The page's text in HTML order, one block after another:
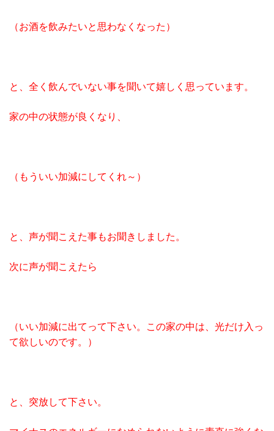
（お酒を飲みたいと思わなくなった）
と、全く飲んでいない事を聞いて嬉しく思っています。
家の中の状態が良くなり、
（もういい加減にしてくれ～）
と、声が聞こえた事もお聞きしました。
次に声が聞こえたら
（いい加減に出てって下さい。この家の中は、光だけ入っ
て欲しいのです。）
と、突放して下さい。